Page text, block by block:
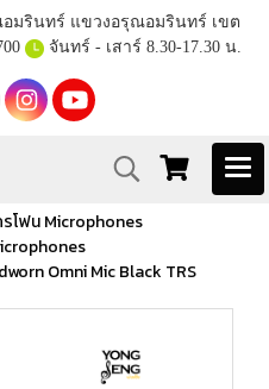
มรินทร์ แขวงอรุณอมรินทร์ เขต
จันทร์ - เสาร์ 8.30-17.30 น.
รโฟน Microphones
Omni Mic Black TRS